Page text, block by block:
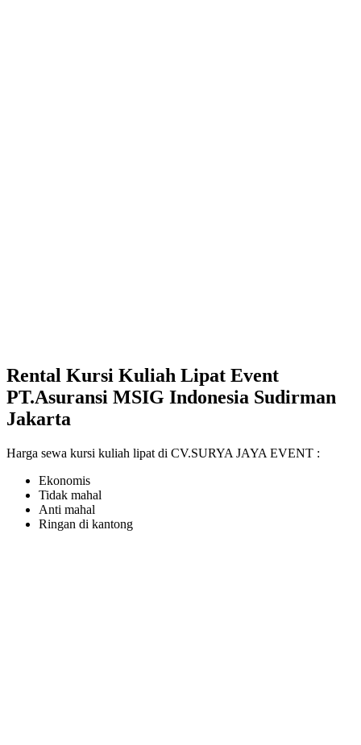
Rental Kursi Kuliah Lipat Event
PT.Asuransi MSIG Indonesia Sudirman
Jakarta
Harga sewa kursi kuliah lipat di CV.SURYA JAYA EVENT :
Ekonomis
Tidak mahal
Anti mahal
Ringan di kantong